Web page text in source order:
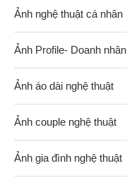
Ảnh nghệ thuật cá nhân
Ảnh Profile- Doanh nhân
Ảnh áo dài nghệ thuật
Ảnh couple nghệ thuật
Ảnh gia đình nghệ thuật